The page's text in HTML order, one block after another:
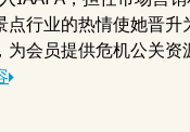
点行业的热情使她晋
会员提供危机公关资